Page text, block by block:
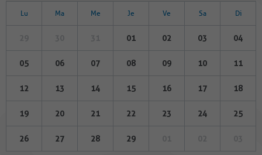
Lu Ma Me Je Ve Sa Di
01 02 03 04
05 06 07 08 09 10 11
12 13 14 15 16 17 18
19 20 21 22 23 24 25
26 27 28 29